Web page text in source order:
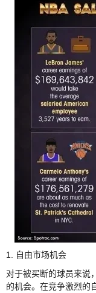
1. 自由市场机会
对于被买断的球员来说
的机会。在竞争激烈的